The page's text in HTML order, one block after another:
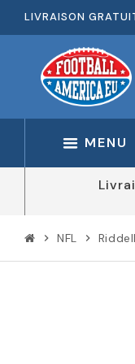
LIVRAISON
MENU
chevron_right NFL chevron_right